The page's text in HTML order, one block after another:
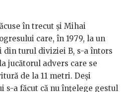
în trecut și Mihai
care, în 1979, la un
din turul diviziei B, s-a întors
jucătorul advers care se
de la 11 metri. Deși
s-a făcut că nu înțelege gestul